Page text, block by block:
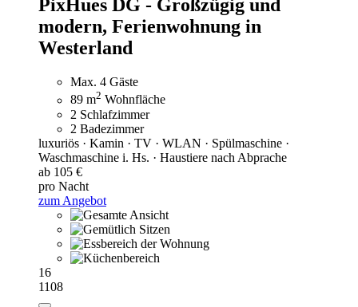
PixHues DG - Großzügig und
modern, Ferienwohnung in
Westerland
Max. 4 Gäste
89 m2 Wohnfläche
2 Schlafzimmer
2 Badezimmer
luxuriös · Kamin · TV · WLAN · Spülmaschine ·
Waschmaschine i. Hs. · Haustiere nach Abprache
ab 105 €
pro Nacht
zum Angebot
16
1108